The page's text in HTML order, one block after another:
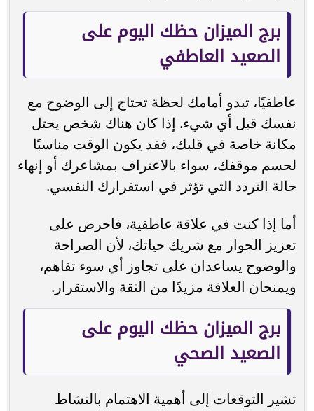
برج الميزان حظك اليوم على
الصعيد العاطفي
عاطفيًا، تبدو أمامك لحظة تحتاج إلى الوضوح مع
نفسك قبل أي شيء. إذا كان هناك شخص يحتل
مكانة خاصة في قلبك، فقد يكون الوقت مناسبًا
لحسم موقفك، سواء بالاعتراف بمشاعرك أو إنهاء
حالة التردد التي تؤثر في استقرارك النفسي.
أما إذا كنت في علاقة عاطفية، فاحرص على
تعزيز الحوار مع شريك حياتك، لأن الصراحة
والوضوح يساعدان على تجاوز أي سوء تفاهم،
ويمنحان العلاقة مزيدًا من الثقة والاستقرار.
برج الميزان حظك اليوم على
الصعيد الصحي
تشير التوقعات إلى أهمية الاهتمام بالنشاط